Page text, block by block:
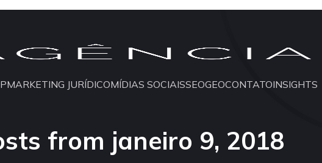
MARKETING JURÍDICOMÍDIAS SOCIAISSEOGEOCONTATOINSIGHTS
from janeiro 9, 2018